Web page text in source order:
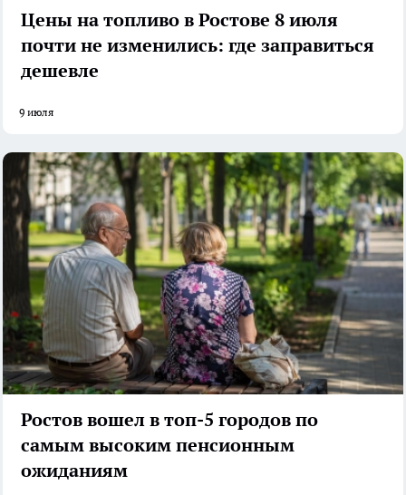
Цены на топливо в Ростове 8 июля
почти не изменились: где заправиться
дешевле
9 июля
Ростов вошел в топ-5 городов по
самым высоким пенсионным
ожиданиям